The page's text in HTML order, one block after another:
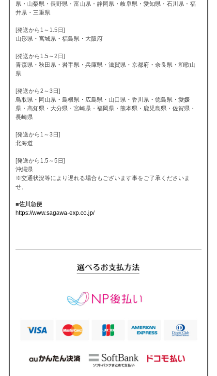
県・山梨県・長野県・富山県・静岡県・岐阜県・愛知県・石川県・福
井県・三重県
[発送から1～1.5日]
山形県・宮城県・福島県・大阪府
[発送から1.5～2日]
青森県・秋田県・岩手県・兵庫県・滋賀県・京都府・奈良県・和歌山
県
[発送から2～3日]
鳥取県・岡山県・島根県・広島県・山口県・香川県・徳島県・愛媛
県・高知県・大分県・宮崎県・福岡県・熊本県・鹿児島県・佐賀県・
長崎県
[発送から1～3日]
北海道
[発送から1.5～5日]
沖縄県
※交通状況等により遅れる場合もございます事をご了承くださいま
せ。
■佐川急便
https://www.sagawa-exp.co.jp/